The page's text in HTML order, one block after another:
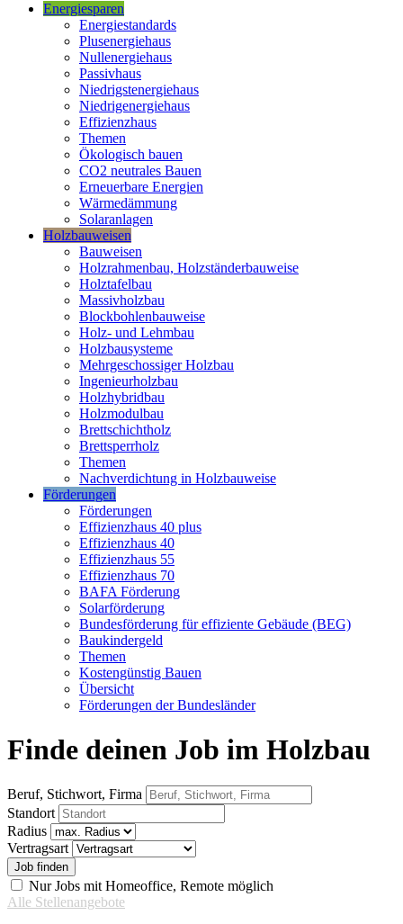
Energiesparen
Energiestandards
Plusenergiehaus
Nullenergiehaus
Passivhaus
Niedrigstenergiehaus
Niedrigenergiehaus
Effizienzhaus
Themen
Ökologisch bauen
CO2 neutrales Bauen
Erneuerbare Energien
Wärmedämmung
Solaranlagen
Holzbauweisen
Bauweisen
Holzrahmenbau, Holzständerbauweise
Holztafelbau
Massivholzbau
Blockbohlenbauweise
Holz- und Lehmbau
Holzbausysteme
Mehrgeschossiger Holzbau
Ingenieurholzbau
Holzhybridbau
Holzmodulbau
Brettschichtholz
Brettsperrholz
Themen
Nachverdichtung in Holzbauweise
Förderungen
Förderungen
Effizienzhaus 40 plus
Effizienzhaus 40
Effizienzhaus 55
Effizienzhaus 70
BAFA Förderung
Solarförderung
Bundesförderung für effiziente Gebäude (BEG)
Baukindergeld
Themen
Kostengünstig Bauen
Übersicht
Förderungen der Bundesländer
Finde deinen Job im Holzbau
Beruf, Stichwort, Firma
Standort
Radius
Vertragsart
Nur Jobs mit Homeoffice, Remote möglich
Alle Stellenangebote